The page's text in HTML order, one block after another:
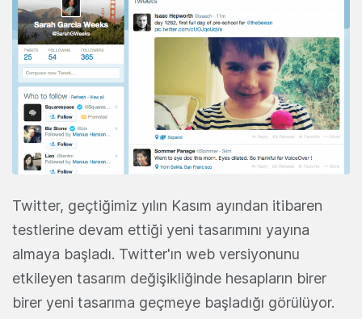
Twitter, geçtiğimiz yılın Kasım ayından itibaren
testlerine devam ettiği yeni tasarımını yayına
almaya başladı. Twitter'ın web versiyonunu
etkileyen tasarım değişikliğinde hesapların birer
birer yeni tasarıma geçmeye başladığı görülüyor.